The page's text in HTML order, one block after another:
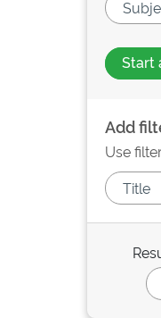
Start
Add
Use